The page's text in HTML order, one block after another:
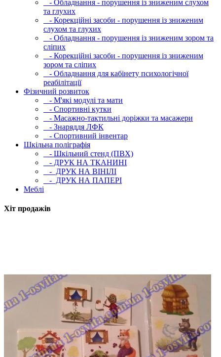
- Обладнання - порушення із зниженим слухом
та глухих
- Корекційні засоби - порушення із зниженим
слухом та глухих
- Обладнання - порушення із зниженим зором та
сліпих
- Корекційні засоби - порушення із зниженим
зором та сліпих
- Обладнання для кабінету психологічної
реабілітації
Фізичний розвиток
- М'які модулi та мати
- Спортивні кутки
- Масажно-тактильні доріжки та масажери
- Знаряддя ЛФК
- Спортивний інвентар
Шкільна поліграфія
- Шкільний стенд (ПВХ)
- ДРУК НА ТКАНИНІ
- ДРУК НА ВІНІЛІ
- ДРУК НА ПАПЕРІ
Меблі
Хіт продажів